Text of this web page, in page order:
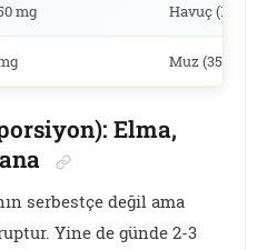
mg Havuç (195-
Muz (358),
Elma,
serbestçe değil ama
Yine de günde 2-3